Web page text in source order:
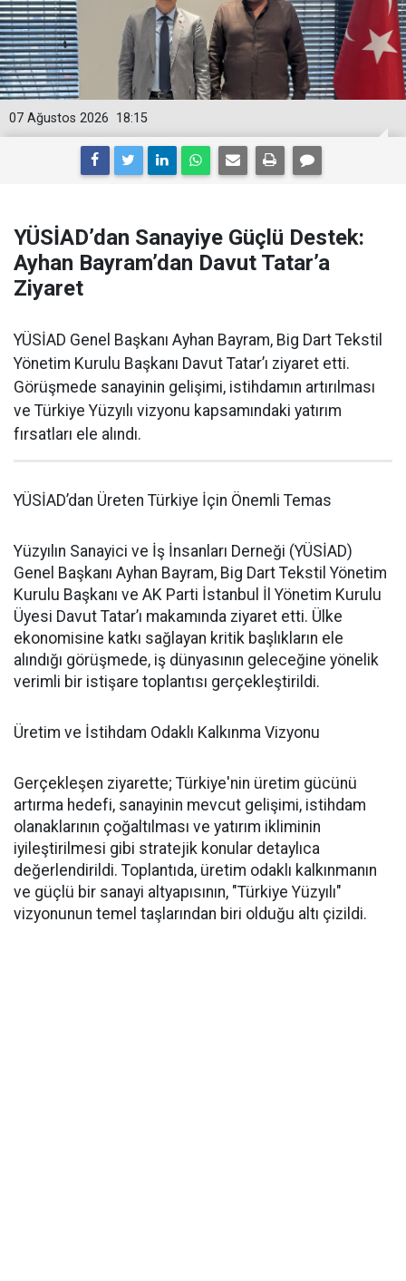
18:15
07 Ağustos 2026
YÜSİAD’dan Sanayiye Güçlü Destek:
Ayhan Bayram’dan Davut Tatar’a
Ziyaret
YÜSİAD Genel Başkanı Ayhan Bayram, Big Dart Tekstil
Yönetim Kurulu Başkanı Davut Tatar’ı ziyaret etti.
Görüşmede sanayinin gelişimi, istihdamın artırılması
ve Türkiye Yüzyılı vizyonu kapsamındaki yatırım
fırsatları ele alındı.
YÜSİAD’dan Üreten Türkiye İçin Önemli Temas
Yüzyılın Sanayici ve İş İnsanları Derneği (YÜSİAD)
Genel Başkanı Ayhan Bayram, Big Dart Tekstil Yönetim
Kurulu Başkanı ve AK Parti İstanbul İl Yönetim Kurulu
Üyesi Davut Tatar’ı makamında ziyaret etti. Ülke
ekonomisine katkı sağlayan kritik başlıkların ele
alındığı görüşmede, iş dünyasının geleceğine yönelik
verimli bir istişare toplantısı gerçekleştirildi.
Üretim ve İstihdam Odaklı Kalkınma Vizyonu
Gerçekleşen ziyarette; Türkiye'nin üretim gücünü
artırma hedefi, sanayinin mevcut gelişimi, istihdam
olanaklarının çoğaltılması ve yatırım ikliminin
iyileştirilmesi gibi stratejik konular detaylıca
değerlendirildi. Toplantıda, üretim odaklı kalkınmanın
ve güçlü bir sanayi altyapısının, "Türkiye Yüzyılı"
vizyonunun temel taşlarından biri olduğu altı çizildi.